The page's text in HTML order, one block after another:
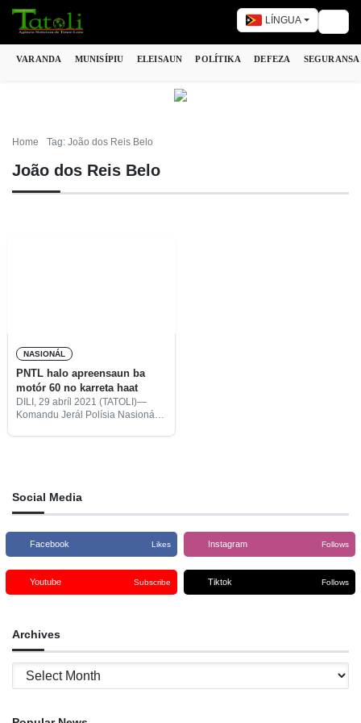
LÍNGUA
VARANDA MUNISÍPIU ELEISAUN POLÍTIKA DEFEZA SEGURANSA
Home Tag: João dos Reis Belo
João dos Reis Belo
NASIONÁL
PNTL halo apreensaun ba
motór 60 no karreta haat
DILI, 29 abríl 2021 (TATOLI)—
Komandu Jerál Polísia Nasionál
ne’ebé
Social Media
Facebook Likes Instagram Follows
Youtube Subscribe Tiktok Follows
Archives
Archives